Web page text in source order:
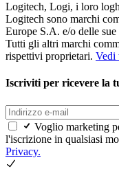
Logitech, Logi, i loro
Logitech sono marchi
Europe S.A. e/o delle
Tutti gli altri marchi
rispettivi proprietari. Vedi
Iscriviti per ricevere la
Voglio marketing
l'iscrizione in qualsiasi
Privacy.